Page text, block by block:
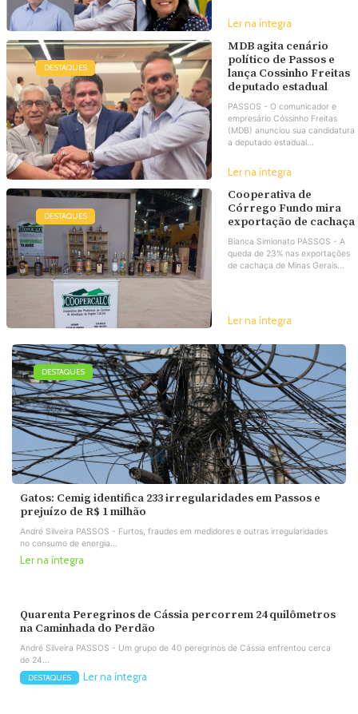
Ler na íntegra
DESTAQUES
MDB agita cenário
político de Passos e
lança Cossinho Freitas
deputado estadual
PASSOS - O comunicador e
empresário Cóssinho Freitas
(MDB) anunciou sua candidatura
a deputado estadual...
Ler na íntegra
DESTAQUES
Cooperativa de
Córrego Fundo mira
exportação de cachaça
Bianca Simionato PASSOS - A
queda de 23% nas exportações
de cachaça de Minas Gerais...
Ler na íntegra
DESTAQUES
Gatos: Cemig identifica 233 irregularidades em Passos e
prejuízo de R$ 1 milhão
André Silveira PASSOS - Furtos, fraudes em medidores e outras irregularidades
no consumo de energia...
Ler na íntegra
Quarenta Peregrinos de Cássia percorrem 24 quilômetros
na Caminhada do Perdão
André Silveira PASSOS - Um grupo de 40 peregrinos de Cássia enfrentou cerca
de 24...
DESTAQUES Ler na íntegra